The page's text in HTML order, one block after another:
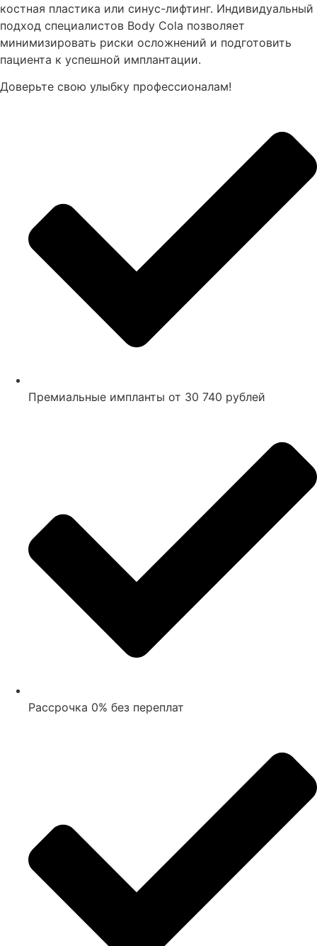
костная пластика или синус-лифтинг. Индивидуальный
подход специалистов Body Cola позволяет
минимизировать риски осложнений и подготовить
пациента к успешной имплантации.
Доверьте свою улыбку профессионалам!
Премиальные импланты от 30 740 рублей
Рассрочка 0% без переплат